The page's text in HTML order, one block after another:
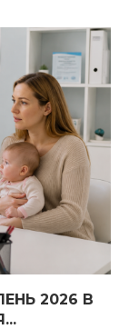
2026 В